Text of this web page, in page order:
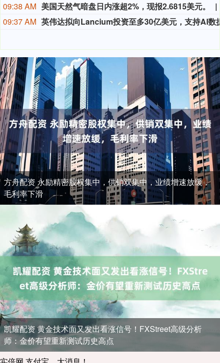
09:38 AM 美国天然气暗盘日内涨超2%，现报2.6815美元。
09:37 AM
方舟配资 永励精密股权集中，供销双集中，业绩增速放缓，
毛利率下滑
凯耀配资 黄金技术面又发出看涨信号！FXStreet高级分析
师：金价有望重新测试历史高点